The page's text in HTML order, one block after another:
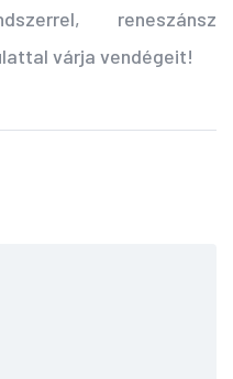
reneszánsz
várja vendégeit!